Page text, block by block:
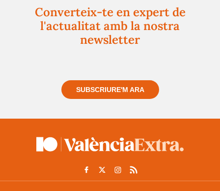
Converteix-te en expert de
l'actualitat amb la nostra
newsletter
SUBSCRIURE'M ARA